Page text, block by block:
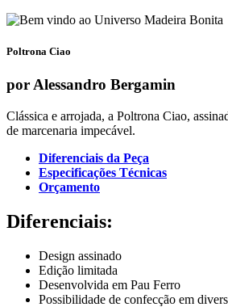
Poltrona Ciao
por Alessandro Bergamin
Clássica e arrojada, a Poltrona Ciao,
de marcenaria impecável.
Diferenciais da Peça
Especificações Técnicas
Orçamento
Diferenciais:
Design assinado
Edição limitada
Desenvolvida em Pau Ferro
Possibilidade de confecção em